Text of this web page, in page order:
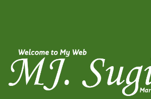
PHOTO POST
VIDEO POST